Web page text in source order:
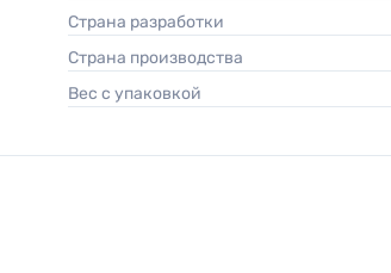
Страна разработки
Страна производства
Вес с упаковкой